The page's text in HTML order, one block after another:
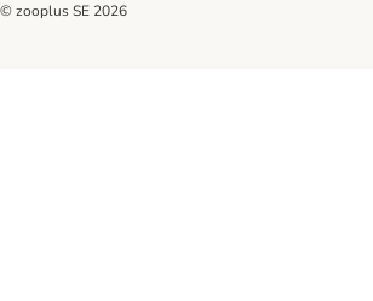
© zooplus SE 2026